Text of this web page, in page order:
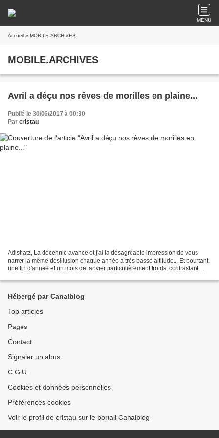
MENU
Accueil » MOBILE.ARCHIVES
MOBILE.ARCHIVES
Avril a déçu nos rêves de morilles en plaine...
Publié le 30/06/2017 à 00:30
Par cristau
Adishatz, La décennie avance et j'ai la désagréable impression de vous
narrer la même désillusion chaque année à très basse altitude... Et pourtant,
une fin d'année et un mois de janvier particulièrement froids, contrastant
Hébergé par Canalblog
Top articles
Pages
Contact
Signaler un abus
C.G.U.
Cookies et données personnelles
Préférences cookies
Voir le profil de cristau sur le portail Canalblog